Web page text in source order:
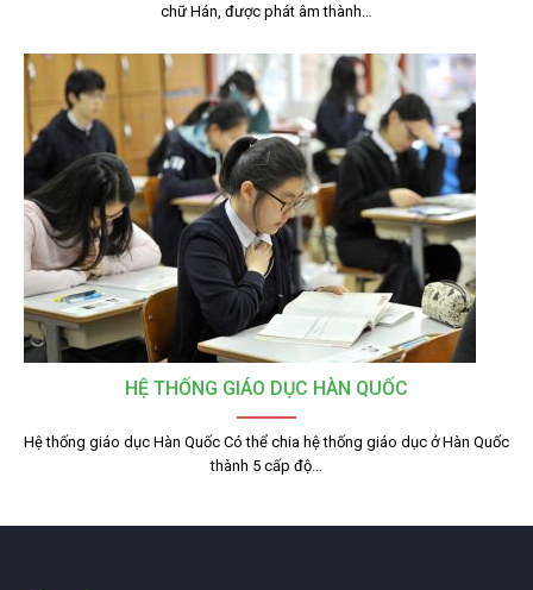
chữ Hán, được phát âm thành…
HỆ THỐNG GIÁO DỤC HÀN QUỐC
Hệ thống giáo dục Hàn Quốc Có thể chia hệ thống giáo dục ở Hàn Quốc
thành 5 cấp độ…